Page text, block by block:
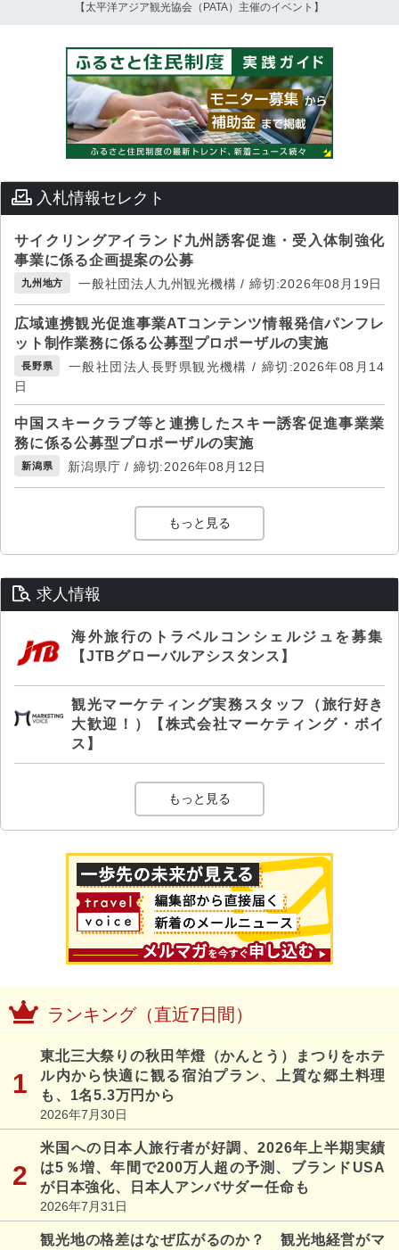
【太平洋アジア観光協会（PATA）主催のイベント】
入札情報セレクト
サイクリングアイランド九州誘客促進・受入体制強化
事業に係る企画提案の公募
九州地方 一般社団法人九州観光機構 / 締切:2026年08月19日
広域連携観光促進事業ATコンテンツ情報発信パンフレ
ット制作業務に係る公募型プロポーザルの実施
長野県
一般社団法人長野県観光機構 / 締切:2026年08月14
日
中国スキークラブ等と連携したスキー誘客促進事業業
務に係る公募型プロポーザルの実施
新潟県 新潟県庁 / 締切:2026年08月12日
もっと見る
求人情報
海外旅行のトラベルコンシェルジュを募集
【JTBグローバルアシスタンス】
観光マーケティング実務スタッフ（旅行好き
大歓迎！）【株式会社マーケティング・ボイ
ス】
もっと見る
ランキング（直近7日間）
東北三大祭りの秋田竿燈（かんとう）まつりをホテ
ル内から快適に観る宿泊プラン、上質な郷土料理
も、1名5.3万円から
2026年7月30日
米国への日本人旅行者が好調、2026年上半期実績
は5％増、年間で200万人超の予測、ブランドUSA
が日本強化、日本人アンバサダー任命も
2026年7月31日
観光地の格差はなぜ広がるのか？ 観光地経営がマ